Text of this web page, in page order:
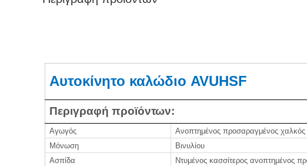
Αυτοκίνητο καλώδιο AVUHSF
Περιγραφή προϊόντων:
Αγωγός
Ανοπτημένος προσαραγμένος χαλκός
Μόνωση
Βινυλίου
Ασπίδα
Ντυμένος κασσίτερος ανοπτημένος